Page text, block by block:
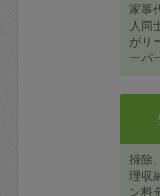
家事
人同
がリ
ーパ
掃除
理収
ン料